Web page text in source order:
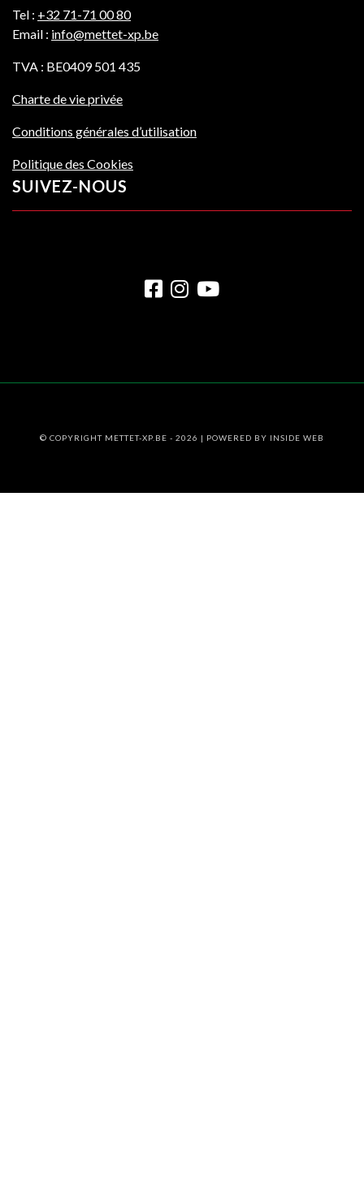
Tel : +32 71-71 00 80
Email : info@mettet-xp.be
TVA : BE0409 501 435
Charte de vie privée
Conditions générales d’utilisation
Politique des Cookies
SUIVEZ-NOUS
© COPYRIGHT METTET-XP.BE - 2026 | POWERED BY INSIDE WEB